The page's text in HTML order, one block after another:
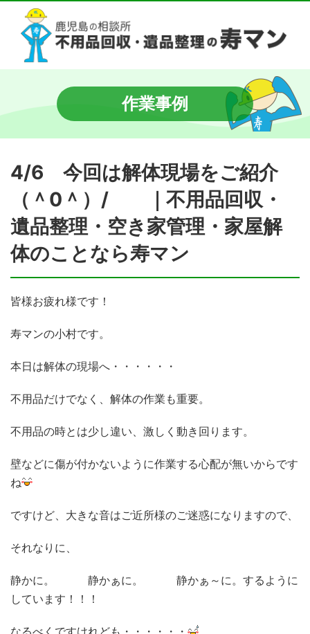
作業事例
4/6 今回は解体現場をご紹介
（＾0＾）/ ｜不用品回収・
遺品整理・空き家管理・家屋解
体のことなら寿マン
皆様お疲れ様です！
寿マンの小村です。
本日は解体の現場へ・・・・・・
不用品だけでなく、解体の作業も重要。
不用品の時とは少し違い、激しく動き回ります。
壁などに傷が付かないように作業する心配が無いからです
ね
ですけど、大きな音はご近所様のご迷惑になりますので、
それなりに、
静かに。 静かぁに。 静かぁ～に。するように
しています！！！
なるべくですけれども・・・・・・